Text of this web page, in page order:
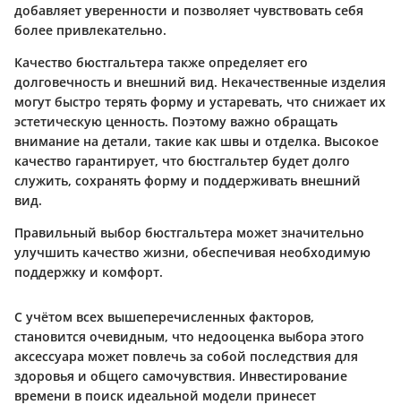
добавляет уверенности и позволяет чувствовать себя
более привлекательно.
Качество бюстгальтера также определяет его
долговечность и внешний вид. Некачественные изделия
могут быстро терять форму и устаревать, что снижает их
эстетическую ценность. Поэтому важно обращать
внимание на детали, такие как швы и отделка. Высокое
качество гарантирует, что бюстгальтер будет долго
служить, сохранять форму и поддерживать внешний
вид.
Правильный выбор бюстгальтера может значительно
улучшить качество жизни, обеспечивая необходимую
поддержку и комфорт.
С учётом всех вышеперечисленных факторов,
становится очевидным, что недооценка выбора этого
аксессуара может повлечь за собой последствия для
здоровья и общего самочувствия. Инвестирование
времени в поиск идеальной модели принесет